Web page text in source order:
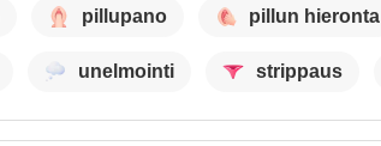
pillupano pillun hieronta
unelmointi strippaus